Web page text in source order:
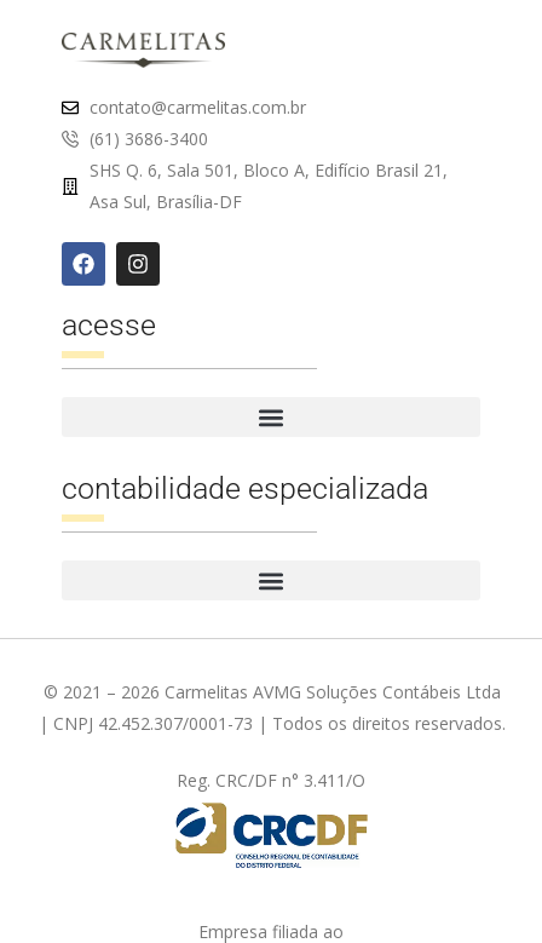
contato@carmelitas.com.br
(61) 3686-3400
SHS Q. 6, Sala 501, Bloco A, Edifício Brasil 21,
Asa Sul, Brasília-DF
acesse
contabilidade especializada
© 2021 – 2026 Carmelitas AVMG Soluções Contábeis Ltda
| CNPJ 42.452.307/0001-73 | Todos os direitos reservados.
Reg. CRC/DF n° 3.411/O
Empresa filiada ao